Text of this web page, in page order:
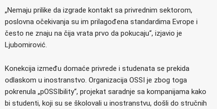
„Nemaju prilike da izgrade kontakt sa privrednim sektorom,
poslovna očekivanja su im prilagođena standardima Evrope i
često ne znaju na čija vrata prvo da pokucaju“, izjavio je
Ljubomirović.
Konekcija između domaće privrede i studenata se prekida
odlaskom u inostranstvo. Organizacija OSSI je zbog toga
pokrenula „pOSSIbility“, projekat saradnje sa kompanijama kako
bi studenti, koji su se školovali u inostranstvu, došli do stručnih